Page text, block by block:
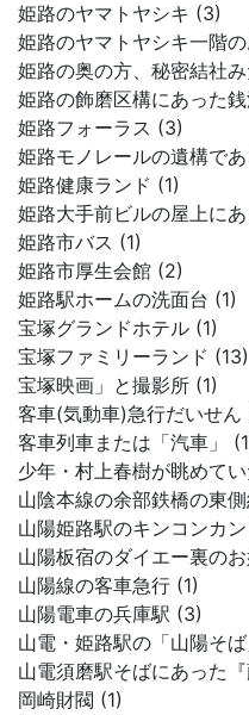
姫路のヤマトヤシキ (3)
姫路のヤマトヤシキ一階
姫路の奥の方、秘密結社
姫路の飾磨区構にあった
姫路フォーラス (3)
姫路モノレールの遺構で
姫路健康ランド (1)
姫路大手前ビルの屋上に
姫路市バス (1)
姫路市厚生会館 (2)
姫路駅ホームの洗面台 (1)
宝塚グランドホテル (1)
宝塚ファミリーランド (13)
宝塚映画」と撮影所 (1)
客車(気動車)急行だいせん
客車列車または「汽車」
少年・村上春樹が眺めて
山陰本線の余部鉄橋の東
山陽姫路駅のキンコンカン
山陽板宿のダイエー裏の
山陽線の客車急行 (1)
山陽電車の兵庫駅 (3)
山電・姫路駅の「山陽そ
山電須磨駅そばにあった
岡崎財閥 (1)